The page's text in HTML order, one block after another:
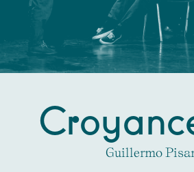
Guillermo